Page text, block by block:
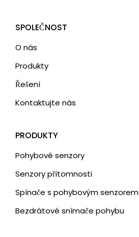
SPOLEČNOST
O nás
Produkty
Řešení
Kontaktujte nás
PRODUKTY
Pohybové senzory
Senzory přítomnosti
Spínače s pohybovým senzorem
Bezdrátové snímače pohybu